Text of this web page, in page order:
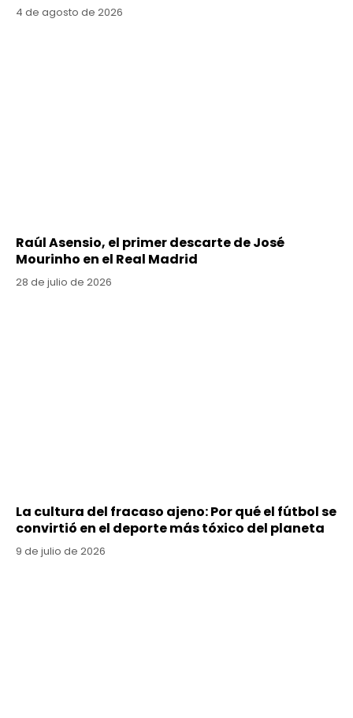
4 de agosto de 2026
Raúl Asensio, el primer descarte de José
Mourinho en el Real Madrid
28 de julio de 2026
La cultura del fracaso ajeno: Por qué el fútbol se
convirtió en el deporte más tóxico del planeta
9 de julio de 2026